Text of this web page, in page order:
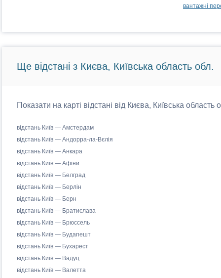
вантажні
Ще відстані з Києва, Київська область обл.
Показати на карті відстані від Києва, Київська
відстань Київ — Амстердам
відстань Київ — Андорра-ла-Вєлія
відстань Київ — Анкара
відстань Київ — Афіни
відстань Київ — Белград
відстань Київ — Берлін
відстань Київ — Берн
відстань Київ — Братислава
відстань Київ — Брюссель
відстань Київ — Будапешт
відстань Київ — Бухарест
відстань Київ — Вадуц
відстань Київ — Валетта